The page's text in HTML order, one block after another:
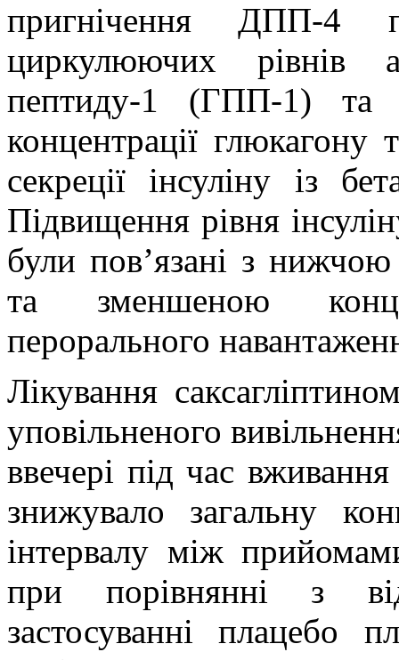
пригнічення ДПП-4
циркулюючих рівнів
пептиду-1 (ГПП-1)
концентрації глюкагону
секреції інсуліну із
Підвищення рівня
були пов’язані з
та зменшеною
перорального
Лікування
уповільненого
ввечері під час
знижувало загальну
інтервалу між
при порівнянні з
застосуванні плацебо